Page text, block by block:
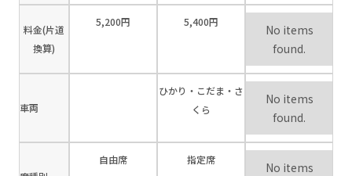
料金(片道
換算)
5,200円 5,400円
No items
found.
車両
ひかり・こだま・さ
くら
No items
found.
自由席 指定席
No items